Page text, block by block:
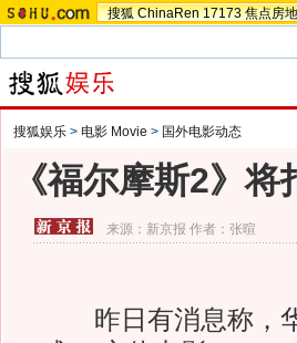
搜狐 ChinaRen 17173 焦点房
搜狐娱乐 > 电影 Movie > 国外电影动态
《福尔摩斯2》
来源： 新京报 作者：张暄
昨日有消息称，华